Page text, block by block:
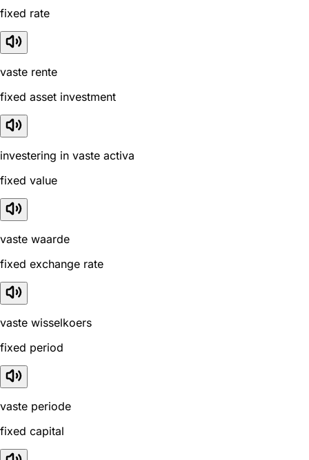
fixed rate
vaste rente
fixed asset investment
investering in vaste activa
fixed value
vaste waarde
fixed exchange rate
vaste wisselkoers
fixed period
vaste periode
fixed capital